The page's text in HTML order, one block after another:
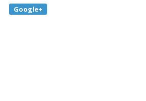
Google+